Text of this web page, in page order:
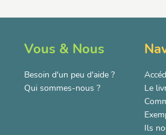
Vous & Nous
Besoin d'un peu d'aide ?
Qui sommes-nous ?
Le
Ils